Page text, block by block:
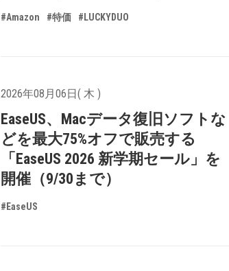
#Amazon #特価 #LUCKYDUO
2026年08月06日( 木 )
EaseUS、Macデータ復旧ソフトな
どを最大75%オフで販売する
「EaseUS 2026 新学期セール」を
開催（9/30まで）
#EaseUS